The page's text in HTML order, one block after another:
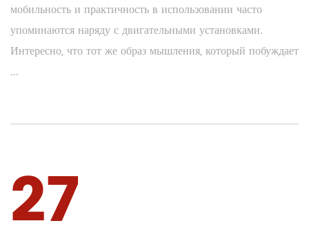
мобильность и практичность в использовании часто
упоминаются наряду с двигательными установками.
Интересно, что тот же образ мышления, который побуждает
...
27